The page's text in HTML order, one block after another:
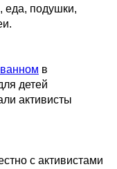
еда, подушки,
в
детей
активисты
с активистами